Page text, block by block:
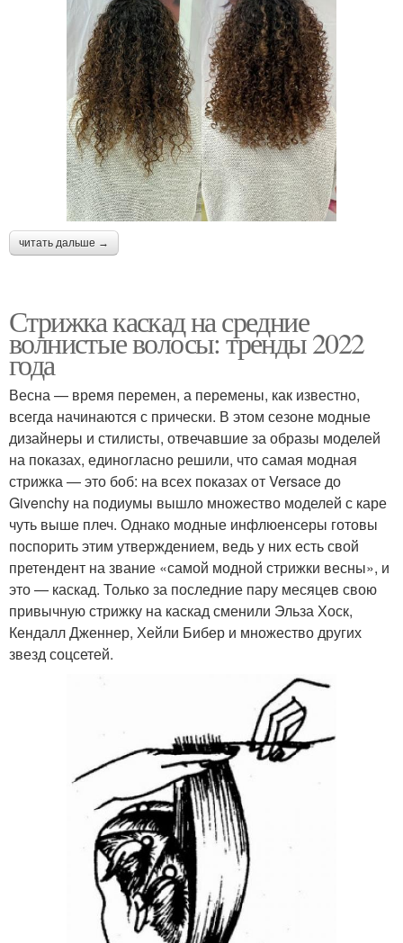
читать дальше →
Стрижка каскад на средние
волнистые волосы: тренды 2022
года
Весна — время перемен, а перемены, как известно,
всегда начинаются с прически. В этом сезоне модные
дизайнеры и стилисты, отвечавшие за образы моделей
на показах, единогласно решили, что самая модная
стрижка — это боб: на всех показах от Versace до
Givenchy на подиумы вышло множество моделей с каре
чуть выше плеч. Однако модные инфлюенсеры готовы
поспорить этим утверждением, ведь у них есть свой
претендент на звание «самой модной стрижки весны», и
это — каскад. Только за последние пару месяцев свою
привычную стрижку на каскад сменили Эльза Хоск,
Кендалл Дженнер, Хейли Бибер и множество других
звезд соцсетей.